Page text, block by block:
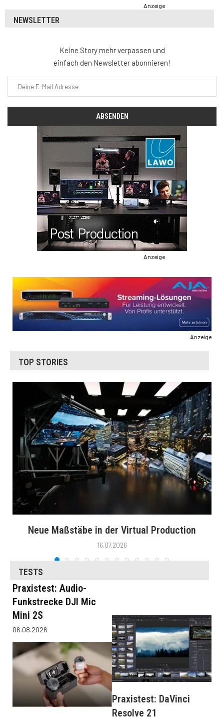
Anzeige
NEWSLETTER
Keine Story mehr verpassen und
einfach den Newsletter abonnieren!
Anzeige
Anzeige
TOP STORIES
Neue Maßstäbe in der Virtual Production
16.07.2026
TESTS
Praxistest: Audio-
Funkstrecke DJI Mic
Mini 2S
06.08.2026
Praxistest: DaVinci
Resolve 21